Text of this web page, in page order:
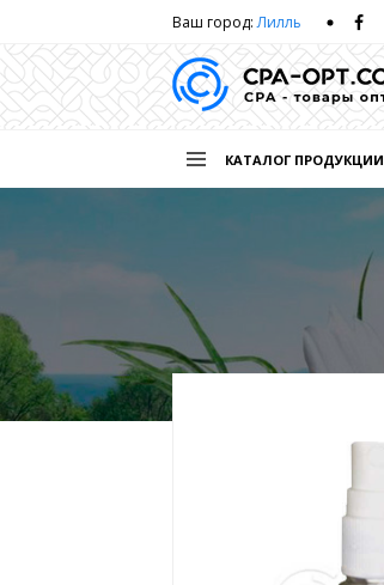
Ваш город:Лилль
КАТАЛОГ ПРОДУКЦИИ